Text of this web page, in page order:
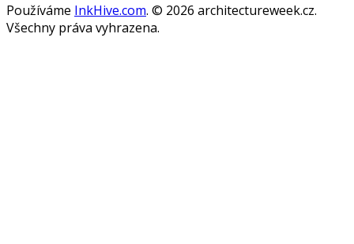
Používáme InkHive.com. © 2026 architectureweek.cz.
Všechny práva vyhrazena.